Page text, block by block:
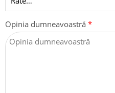
Opinia dumneavoastră *